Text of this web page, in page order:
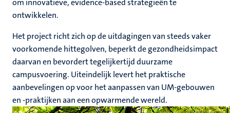
om innovatieve, evidence-based strategieën te
ontwikkelen.
Het project richt zich op de uitdagingen van steeds vaker
voorkomende hittegolven, beperkt de gezondheidsimpact
daarvan en bevordert tegelijkertijd duurzame
campusvoering. Uiteindelijk levert het praktische
aanbevelingen op voor het aanpassen van UM-gebouwen
en -praktijken aan een opwarmende wereld.